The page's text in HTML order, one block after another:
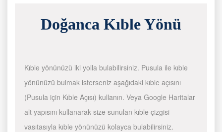
Doğanca Kıble Yönü
Kıble yönünüzü iki yolla bulabilirsiniz. Pusula ile kıble
yönünüzü bulmak isterseniz aşağıdaki kıble açısını
(Pusula için Kıble Açısı) kullanın. Veya Google Haritalar
alt yapısını kullanarak size sunulan kıble çizgisi
vasıtasıyla kıble yönünüzü kolayca bulabilirsiniz.